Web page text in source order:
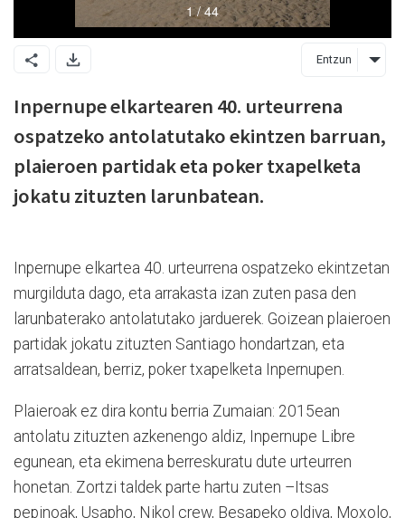
Entzun
Inpernupe elkartearen 40. urteurrena
ospatzeko antolatutako ekintzen barruan,
plaieroen partidak eta poker txapelketa
jokatu zituzten larunbatean.
Inpernupe elkartea 40. urteurrena ospatzeko ekintzetan
murgilduta dago, eta arrakasta izan zuten pasa den
larunbaterako antolatutako jarduerek. Goizean plaieroen
partidak jokatu zituzten Santiago hondartzan, eta
arratsaldean, berriz, poker txapelketa Inpernupen.
Plaieroak ez dira kontu berria Zumaian: 2015ean
antolatu zituzten azkenengo aldiz, Inpernupe Libre
egunean, eta ekimena berreskuratu dute urteurren
honetan. Zortzi taldek parte hartu zuten –Itsas
pepinoak, Usapho, Nikol crew, Besapeko oldiya, Moxolo,